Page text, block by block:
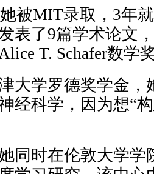
被MIT录取，3年
表了9篇学术论文
T. Schafer数学
大学罗德奖学金，
经科学，因为想“
同时在伦敦大学学